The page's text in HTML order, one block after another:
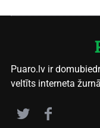
Puaro.lv ir
veltīts interneta